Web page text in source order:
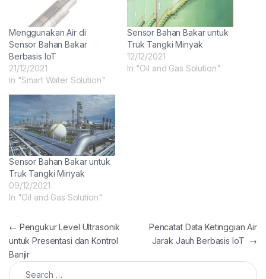
Menggunakan Air di
Sensor Bahan Bakar
Berbasis IoT
21/12/2021
In "Smart Water Solution"
Sensor Bahan Bakar untuk
Truk Tangki Minyak
12/12/2021
In "Oil and Gas Solution"
Sensor Bahan Bakar untuk
Truk Tangki Minyak
09/12/2021
In "Oil and Gas Solution"
Post navigation
← Pengukur Level Ultrasonik
untuk Presentasi dan Kontrol
Banjir
Pencatat Data Ketinggian Air
Jarak Jauh Berbasis IoT →
Search for: